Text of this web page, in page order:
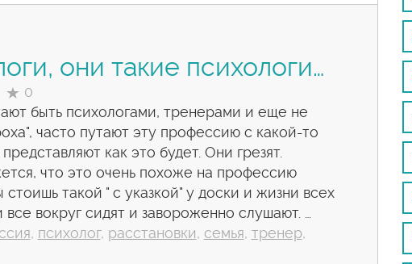
они такие психологи…
0
быть психологами, тренерами и еще не
часто путают эту профессию с какой-то
как это будет. Они грезят.
что это очень похоже на профессию
стоишь такой " с указкой" у доски и жизни всех
вокруг сидят и завороженно слушают. …
, психолог, расстановки, семья, тренер,